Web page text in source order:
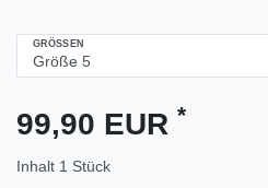
GRÖSSEN
99,90 EUR *
Inhalt 1 Stück